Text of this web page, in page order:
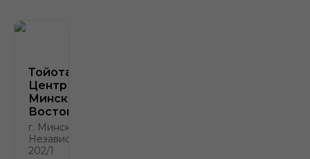
Тойота
Центр
Минск
Восток
г. Минск, пр.
Независимости,
202/1